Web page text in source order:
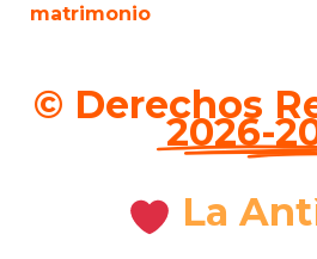
matrimonio
© Derechos
2026-
La